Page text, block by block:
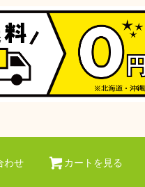
わせ カートを見る